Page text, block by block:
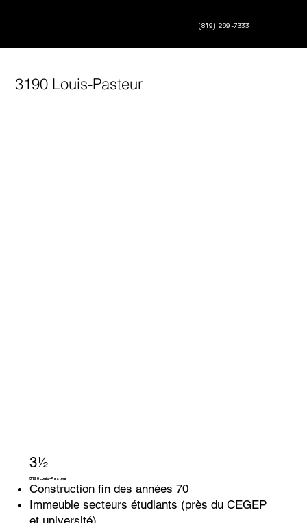
(819) 269-7333
3190 Louis-Pasteur
3½
3190 Louis-Pasteur
Construction fin des années 70
Immeuble secteurs étudiants (près du CEGEP
et université)